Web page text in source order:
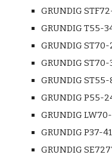
GRUNDIG
GRUNDIG T55-
GRUNDIG
GRUNDIG
GRUNDIG
GRUNDIG P55-
GRUNDIG
GRUNDIG P37-
GRUNDIG